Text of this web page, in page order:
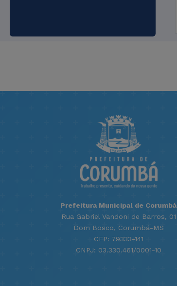
Prefeitura Municipal de Corumbá
Rua Gabriel Vandoni de Barros, 01
Dom Bosco, Corumbá-MS
CEP: 79333-141
CNPJ: 03.330.461/0001-10